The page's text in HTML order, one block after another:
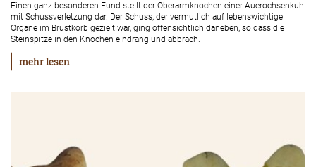
Einen ganz besonderen Fund stellt der Oberarmknochen einer Auerochsenkuh
mit Schussverletzung dar. Der Schuss, der vermutlich auf lebenswichtige
Organe im Brustkorb gezielt war, ging offensichtlich daneben, so dass die
Steinspitze in den Knochen eindrang und abbrach.
mehr lesen